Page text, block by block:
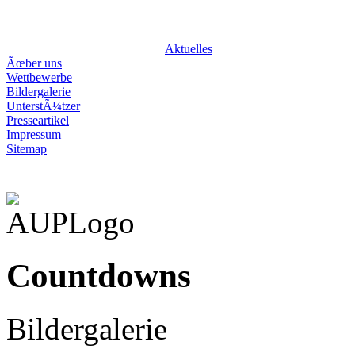
Aktuelles
Ãœber uns
Wettbewerbe
Bildergalerie
UnterstÃ¼tzer
Presseartikel
Impressum
Sitemap
Countdowns
Bildergalerie